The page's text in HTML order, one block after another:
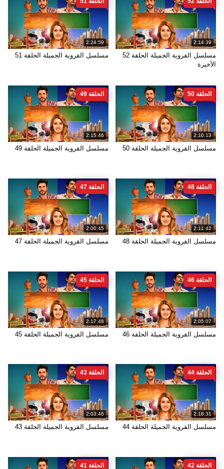
2:14:39
مسلسل القروية الجميلة الحلقة 52
الأخيرة
2:24:59
مسلسل القروية الجميلة الحلقة 51
2:10:13
الحلقة 50
مسلسل القروية الجميلة الحلقة 50
2:15:46
الحلقة 49
مسلسل القروية الجميلة الحلقة 49
2:11:42
الحلقة 48
مسلسل القروية الجميلة الحلقة 48
2:00:45
الحلقة 47
مسلسل القروية الجميلة الحلقة 47
2:05:07
الحلقة 46
مسلسل القروية الجميلة الحلقة 46
2:17:48
الحلقة 45
مسلسل القروية الجميلة الحلقة 45
2:18:31
الحلقة 44
مسلسل القروية الجميلة الحلقة 44
2:03:46
الحلقة 43
مسلسل القروية الجميلة الحلقة 43
الحلقة 42 الحلقة 41